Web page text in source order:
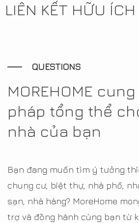
LIÊN KẾT HỮU ÍCH
QUESTIONS
MOREHOME
pháp tổng thể
nhà của bạn
Bạn đang muốn tìm ý tưởng
chung cư, biệt thự, nhà phố,
sạn, nhà hàng? MoreHome
trợ và đồng hành cùng bạn từ